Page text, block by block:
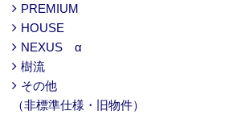
PREMIUM
HOUSE
NEXUS α
樹流
その他
（非標準仕様・旧物件）